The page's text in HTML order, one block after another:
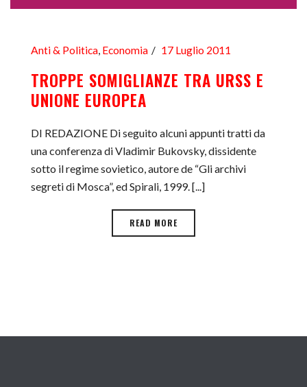
Anti & Politica, Economia 17 Luglio 2011
TROPPE SOMIGLIANZE TRA URSS E
UNIONE EUROPEA
DI REDAZIONE Di seguito alcuni appunti tratti da
una conferenza di Vladimir Bukovsky, dissidente
sotto il regime sovietico, autore de “Gli archivi
segreti di Mosca”, ed Spirali, 1999. [...]
READ MORE